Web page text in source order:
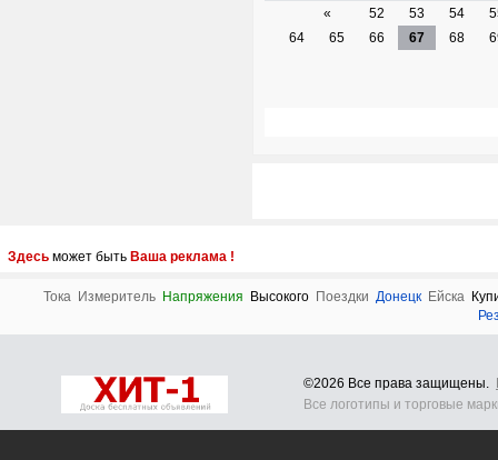
« 52 53 54
64
65 66 67 68
Здесь может быть Ваша реклама !
Тока Измеритель Напряжения Высокого Поездки Донецк Ейска
©2026 Все права защищены.
Все логотипы и торговые